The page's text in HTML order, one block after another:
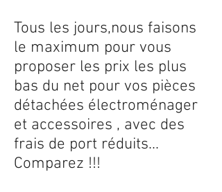
Tous les jours,nous faisons
le maximum pour vous
proposer les prix les plus
bas du net pour vos pièces
détachées électroménager
et accessoires , avec des
frais de port réduits...
Comparez !!!